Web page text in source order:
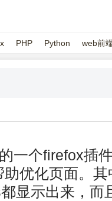
PHP Python web前
一个firefox插
优化页面。
显示出来，而